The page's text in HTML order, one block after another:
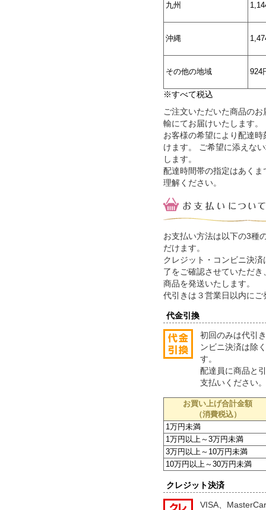
九州
沖縄
その他の地域 924
※すべて税込
ご注文いただいた商品の
輸にてお届けいたします。
お客様の希望により配達
けます。 ご希望に添えな
します。
配達時間帯の指定はあくま
理解ください。
お支払い方法は以下の3種
だけます。
クレジット・コンビニ決
了をご確認させていただ
商品を発送いたします。
代引きは３営業日以内にご
代金引換
初回のみは代引
ンビニ決済は除
す。
配達員に商品と
支払いください。
お買い上げ合計金額
（消費税込）
1万円未満
1万円以上～3万円未満
3万円以上～10万円未満
10万円以上～30万円未満
クレジット決済
VISA、